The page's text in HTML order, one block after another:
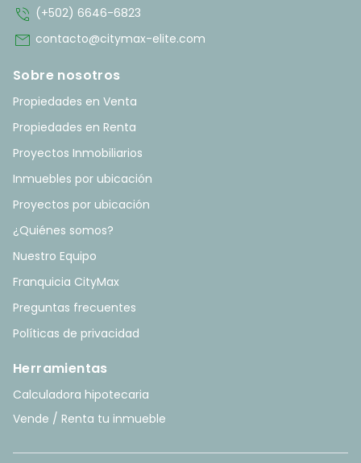
phone_in_talk (+502) 6646-6823
mail contacto@citymax-elite.com
Sobre nosotros
Propiedades en Venta
Propiedades en Renta
Proyectos Inmobiliarios
Inmuebles por ubicación
Proyectos por ubicación
¿Quiénes somos?
Nuestro Equipo
Franquicia CityMax
Preguntas frecuentes
Políticas de privacidad
Herramientas
Calculadora hipotecaria
Vende / Renta tu inmueble